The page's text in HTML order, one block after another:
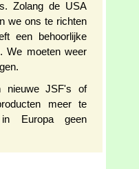
Zolang de USA
we ons te richten
een behoorlijke
We moeten weer
nieuwe JSF's of
meer te
Europa geen